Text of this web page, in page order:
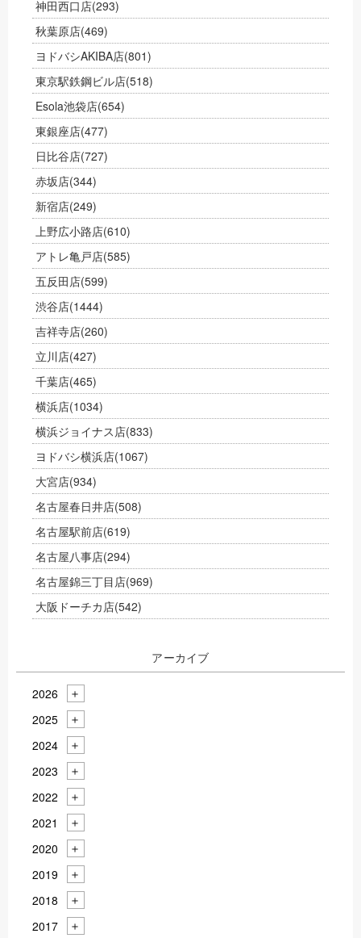
神田西口店(293)
秋葉原店(469)
ヨドバシAKIBA店(801)
東京駅鉄鋼ビル店(518)
Esola池袋店(654)
東銀座店(477)
日比谷店(727)
赤坂店(344)
新宿店(249)
上野広小路店(610)
アトレ亀戸店(585)
五反田店(599)
渋谷店(1444)
吉祥寺店(260)
立川店(427)
千葉店(465)
横浜店(1034)
横浜ジョイナス店(833)
ヨドバシ横浜店(1067)
大宮店(934)
名古屋春日井店(508)
名古屋駅前店(619)
名古屋八事店(294)
名古屋錦三丁目店(969)
大阪ドーチカ店(542)
アーカイブ
2026
2025
2024
2023
2022
2021
2020
2019
2018
2017